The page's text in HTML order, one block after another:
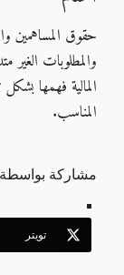
حقوق المساهمين
والمطلوبات الغير
المالية فهمها
المناسب.
مشاركة
تويتر